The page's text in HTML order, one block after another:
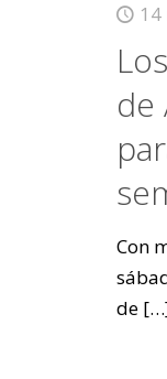
de
Con
de